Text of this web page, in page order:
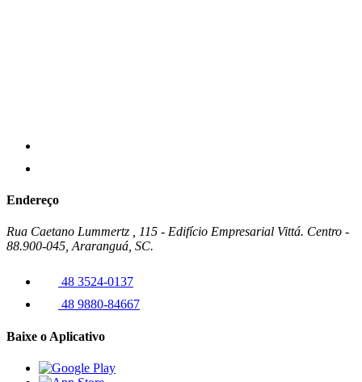
Endereço
Rua Caetano Lummertz , 115 - Edifício Empresarial Vittá. Centro -
88.900-045, Araranguá, SC.
48 3524-0137
48 9880-84667
Baixe o Aplicativo